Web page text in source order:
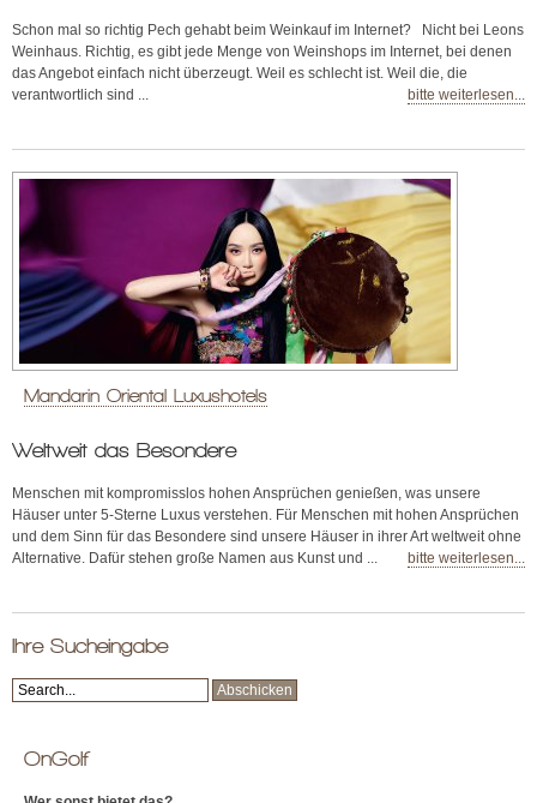
Schon mal so richtig Pech gehabt beim Weinkauf im Internet? Nicht bei Leons
Weinhaus. Richtig, es gibt jede Menge von Weinshops im Internet, bei denen
das Angebot einfach nicht überzeugt. Weil es schlecht ist. Weil die, die
verantwortlich sind ...
bitte weiterlesen...
Mandarin Oriental Luxushotels
Weltweit das Besondere
Menschen mit kompromisslos hohen Ansprüchen genießen, was unsere
Häuser unter 5-Sterne Luxus verstehen. Für Menschen mit hohen Ansprüchen
und dem Sinn für das Besondere sind unsere Häuser in ihrer Art weltweit ohne
Alternative. Dafür stehen große Namen aus Kunst und ...
bitte weiterlesen...
Ihre Sucheingabe
OnGolf